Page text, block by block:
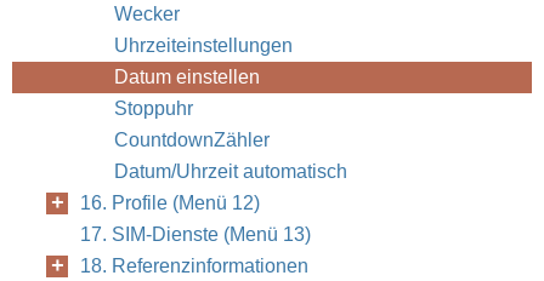
Wecker
Uhrzeiteinstellungen
Datum einstellen
Stoppuhr
CountdownZähler
Datum/Uhrzeit automatisch
16. Profile (Menü 12)
17. SIM-Dienste (Menü 13)
18. Referenzinformationen